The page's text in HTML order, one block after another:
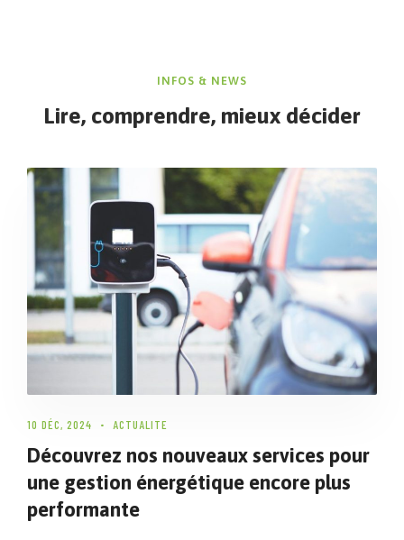
INFOS & NEWS
Lire, comprendre, mieux décider
10 DÉC, 2024 ACTUALITE
Découvrez nos nouveaux services pour
une gestion énergétique encore plus
performante